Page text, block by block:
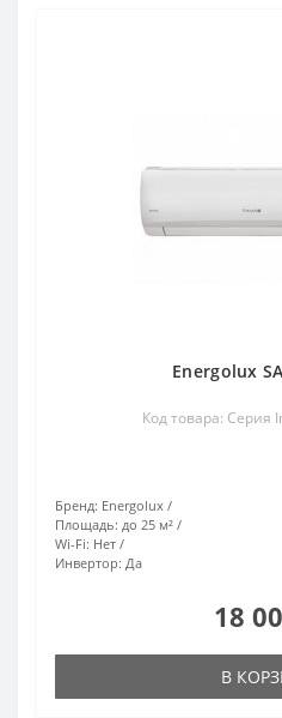
Energolux
Код товара: Серия
Бренд: Energolux
Площадь: до 25 м²
Wi-Fi: Нет
Инвертор: Да
18
В